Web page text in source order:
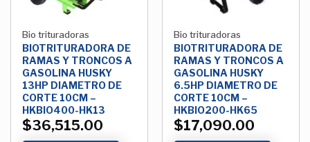
Bio trituradoras
BIOTRITURADORA DE
RAMAS Y TRONCOS A
GASOLINA HUSKY
13HP DIAMETRO DE
CORTE 10CM –
HKBIO400-HK13
$36,515.00
Bio trituradoras
BIOTRITURADORA DE
RAMAS Y TRONCOS A
GASOLINA HUSKY
6.5HP DIAMETRO DE
CORTE 10CM –
HKBIO200-HK65
$17,090.00